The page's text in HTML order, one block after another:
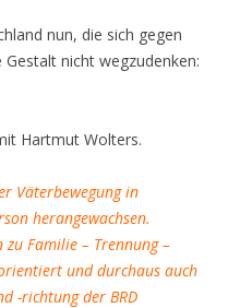
nun, die sich gegen
nicht wegzudenken:
Hartmut Wolters.
Väterbewegung in
herangewachsen.
Familie – Trennung –
und durchaus auch
-richtung der BRD